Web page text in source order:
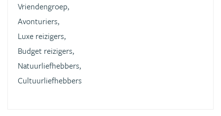
Vriendengroep,
Avonturiers,
Luxe reizigers,
Budget reizigers,
Natuurliefhebbers,
Cultuurliefhebbers